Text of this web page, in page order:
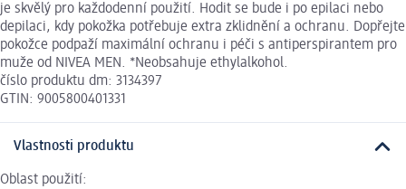
je skvělý pro každodenní použití. Hodit se bude i po epilaci nebo
depilaci, kdy pokožka potřebuje extra zklidnění a ochranu. Dopřejte
pokožce podpaží maximální ochranu i péči s antiperspirantem pro
muže od NIVEA MEN. *Neobsahuje ethylalkohol.
číslo produktu dm: 3134397
GTIN: 9005800401331
Vlastnosti produktu
Oblast použití: